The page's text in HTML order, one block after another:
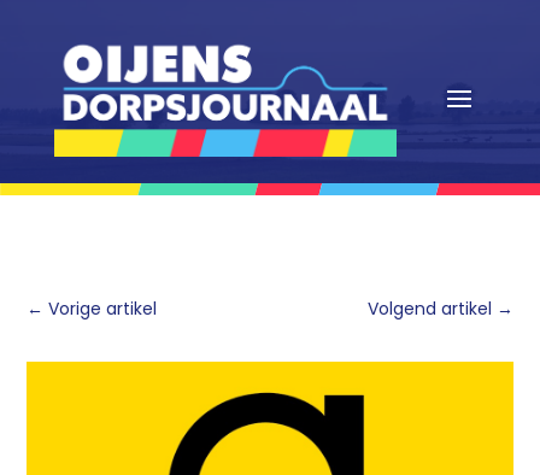
←Vorige artikel Volgend artikel →